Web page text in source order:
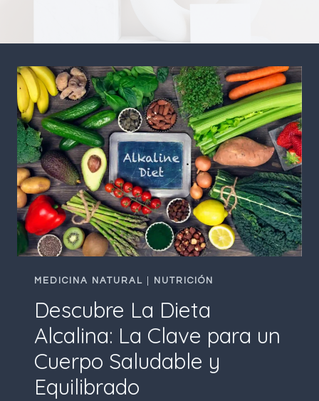
MEDICINA NATURAL NUTRICIÓN
Descubre La Dieta
Alcalina: La Clave para un
Cuerpo Saludable y
Equilibrado